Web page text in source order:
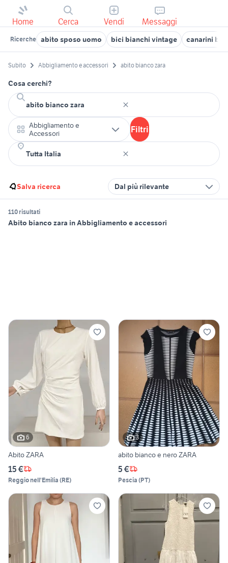
Home Cerca Vendi Messaggi
Ricerche abito sposo uomo bici bianchi vintage canarini
Subito Abbigliamento e accessori abito bianco zara
Cosa cerchi?
Abbigliamento e
Accessori
Filtri
Salva ricerca Dal più rilevante
110 risultati
Abito bianco zara in Abbigliamento e accessori
6
Abito ZARA
15 €
Reggio nell'Emilia (RE)
3
abito bianco e nero ZARA
5 €
Pescia (PT)